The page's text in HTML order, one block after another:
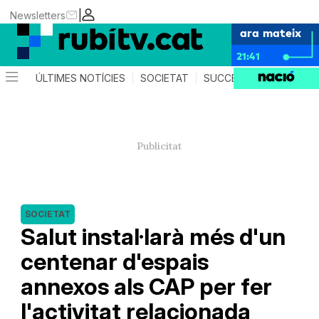
|
Newsletters
ara mateix
21:41
ÚLTIMES NOTÍCIES SOCIETAT SUCCESSOS
Salut instal·larà més d'un
centenar d'espais
annexos als CAP per fer
l'activitat relacionada
SOCIETAT